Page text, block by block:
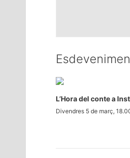
L’Hora del conte a
Divendres 5 de març,